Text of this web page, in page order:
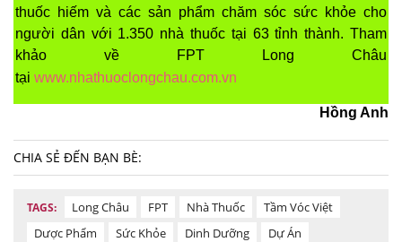
thuốc hiếm và các sản phẩm chăm sóc sức khỏe cho
người dân với 1.350 nhà thuốc tại 63 tỉnh thành. Tham
khảo về FPT Long Châu
tại www.nhathuoclongchau.com.vn
Hồng Anh
CHIA SẺ ĐẾN BẠN BÈ:
TAGS: Long Châu FPT Nhà Thuốc
Tầm Vóc Việt
Dược Phẩm
Sức Khỏe Dinh Dưỡng Dự Án